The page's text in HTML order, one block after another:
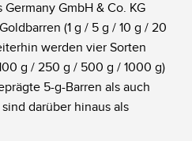
GmbH & Co. KG
(1 g / 5 g / 10 g / 20
werden vier Sorten
g / 250 g / 500 g / 1000 g)
5-g-Barren als auch
darüber hinaus als